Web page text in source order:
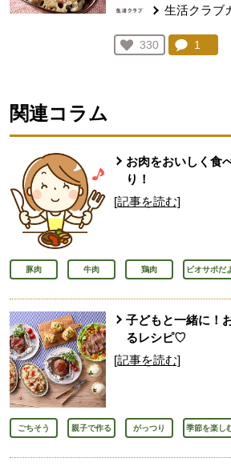
生活クラブ
お気に入り登録：
330
人が登録
コメン
1
関連コラム
お肉をおいしく食
り！
[記事を読む]
豚肉 牛肉 鶏肉 ビオサポだ
子どもと一緒に！
るレシピ♡
[記事を読む]
ごちそう 親子で作る がっつり 季節を楽し